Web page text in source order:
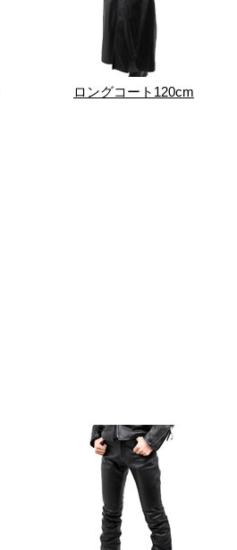
ロングコート120cm